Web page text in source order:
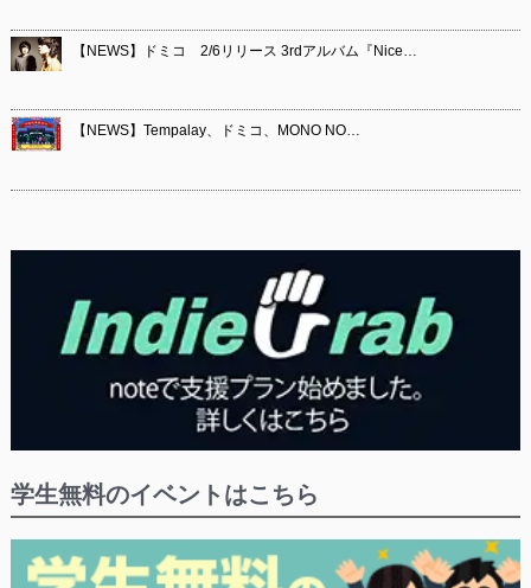
【NEWS】ドミコ 2/6リリース 3rdアルバム『Nice…
【NEWS】Tempalay、ドミコ、MONO NO…
学生無料のイベントはこちら